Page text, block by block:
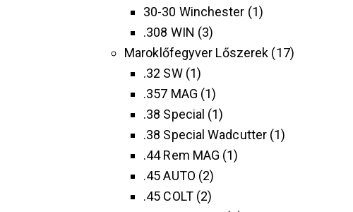
30-30 Winchester 1
.308 WIN
3
Maroklőfegyver Lőszerek 17
.32 SW 1
.357 MAG 1
.38 Special
1
.38 Special Wadcutter 1
.44 Rem MAG 1
.45 AUTO 2
.45 COLT 2